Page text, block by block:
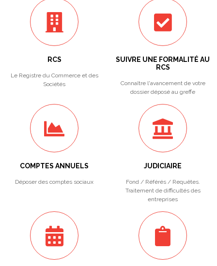
RCS
Le Registre du Commerce et des
Sociétés
SUIVRE UNE FORMALITÉ AU
RCS
Connaître l'avancement de votre
dossier déposé au greffe
COMPTES ANNUELS
Déposer des comptes sociaux
JUDICIAIRE
Fond / Référés / Requêtes.
Traitement de difficultés des
entreprises